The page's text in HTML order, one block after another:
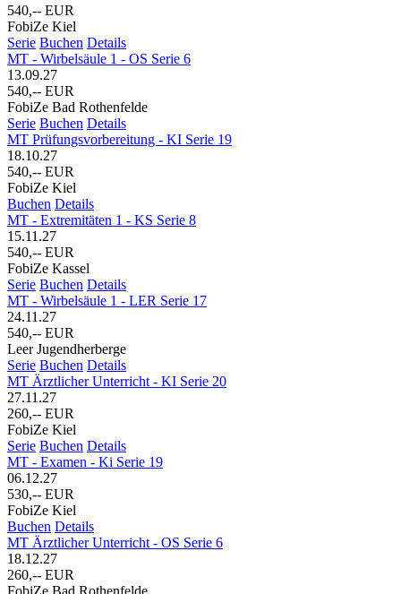
540,-- EUR
FobiZe Kiel
Serie Buchen Details
MT - Wirbelsäule 1 - OS Serie 6
13.09.27
540,-- EUR
FobiZe Bad Rothenfelde
Serie Buchen Details
MT Prüfungsvorbereitung - KI Serie 19
18.10.27
540,-- EUR
FobiZe Kiel
Buchen Details
MT - Extremitäten 1 - KS Serie 8
15.11.27
540,-- EUR
FobiZe Kassel
Serie Buchen Details
MT - Wirbelsäule 1 - LER Serie 17
24.11.27
540,-- EUR
Leer Jugendherberge
Serie Buchen Details
MT Ärztlicher Unterricht - KI Serie 20
27.11.27
260,-- EUR
FobiZe Kiel
Serie Buchen Details
MT - Examen - Ki Serie 19
06.12.27
530,-- EUR
FobiZe Kiel
Buchen Details
MT Ärztlicher Unterricht - OS Serie 6
18.12.27
260,-- EUR
FobiZe Bad Rothenfelde